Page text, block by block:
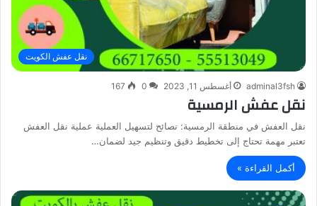
نقل عفش الكويت
adminal3fsh أغسطس 11, 2023 0
167
نقل عفش الرمسية
نقل العفش في منطقة الرمسية: نصائح لتسهيل العملية عملية نقل العفش
تعتبر مهمة تحتاج إلى تخطيط دقيق وتنظيم جيد لضمان…
أكمل القراءة »